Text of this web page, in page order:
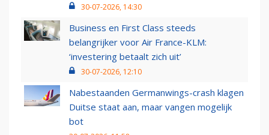
30-07-2026, 14:30
Business en First Class steeds
belangrijker voor Air France-KLM:
‘investering betaalt zich uit’
30-07-2026, 12:10
Nabestaanden Germanwings-crash klagen
Duitse staat aan, maar vangen mogelijk
bot